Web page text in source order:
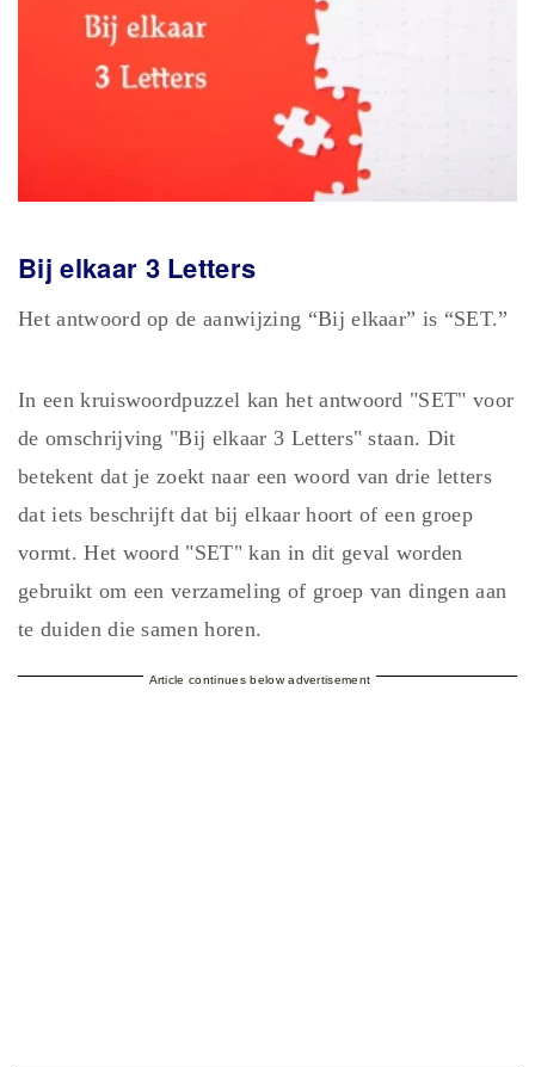
Bij elkaar 3 Letters
Het antwoord op de aanwijzing “Bij elkaar” is “SET.”
In een kruiswoordpuzzel kan het antwoord "SET" voor
de omschrijving "Bij elkaar 3 Letters" staan. Dit
betekent dat je zoekt naar een woord van drie letters
dat iets beschrijft dat bij elkaar hoort of een groep
vormt. Het woord "SET" kan in dit geval worden
gebruikt om een verzameling of groep van dingen aan
te duiden die samen horen.
Article continues below advertisement